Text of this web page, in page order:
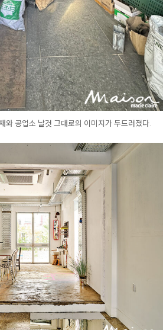
와 공업소 날것 그대로의 이미지가 두드러졌다.